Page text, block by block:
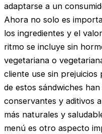
adaptarse a un
Ahora no solo es
los ingredientes y el
ritmo se incluye sin
vegetariana o
cliente use sin prejuicios
de estos sándwiches
conservantes y aditivos
más naturales y
menú es otro aspecto